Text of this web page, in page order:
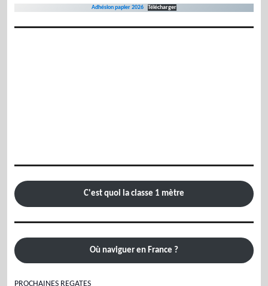
Adhésion papier 2026 Télécharger
C'est quoi la classe 1 mètre
Où naviguer en France ?
PROCHAINES REGATES